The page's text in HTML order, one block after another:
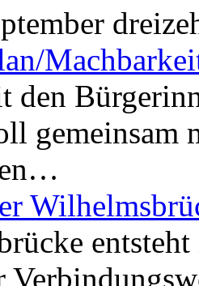
den
gemeinsam